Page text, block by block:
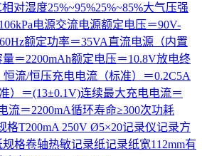
湿度25%~95%25%~85%大气压强
电源交流电源额定电压＝90V-
额定功率＝35VA直流电源（内置
＝2200mAh额定电压＝10.8V放电终
流/恒压充电电流（标准）＝0.2C5A
）＝(13±0.1V)连续最大充电电流＝
流＝2200mA循环寿命≥300次功耗
格T200mA 250V Ø5×20记录仪记录方
格卷轴热敏记录纸记录纸宽112mm有